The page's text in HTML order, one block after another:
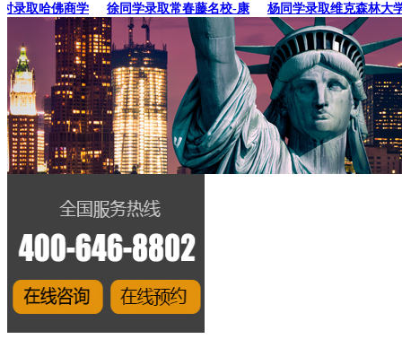
取哈佛商学 徐同学录取常春藤名校-康 杨同学录取维克森林大学